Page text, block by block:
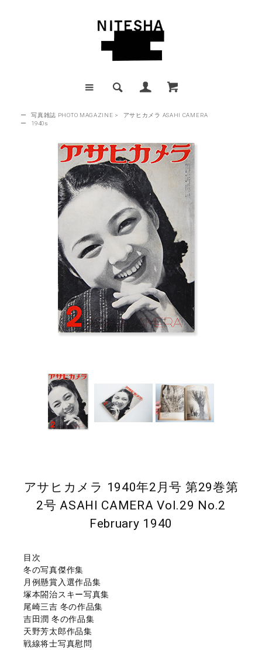
ー 写真雑誌 PHOTO MAGAZINE >
アサヒカメラ ASAHI CAMERA
ー
1940s
アサヒカメラ 1940年2月号 第29巻第
2号 ASAHI CAMERA Vol.29 No.2
February 1940
目次
冬の写真傑作集
月例懸賞入選作品集
塚本閤治スキー写真集
尾崎三吉 冬の作品集
吉田潤 冬の作品集
天野芳太郎作品集
戦線将士写真慰問